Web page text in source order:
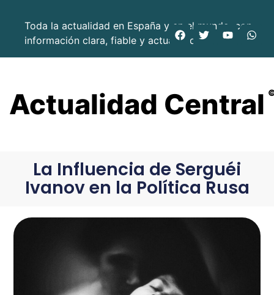
Toda la actualidad en España y en el mundo, con
información clara, fiable y actualizada.
Actualidad Central
La Influencia de Serguéi
Ivanov en la Política Rusa